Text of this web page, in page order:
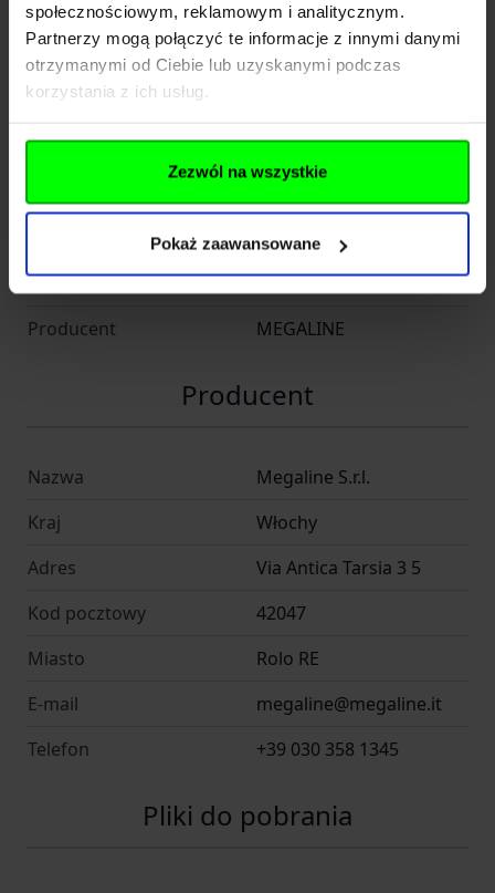
społecznościowym, reklamowym i analitycznym.
Partnerzy mogą połączyć te informacje z innymi danymi
otrzymanymi od Ciebie lub uzyskanymi podczas
korzystania z ich usług.
Zezwól na wszystkie
Pokaż zaawansowane
Symbol dostawcy 200/0090
Rozwiń opis
Dane techniczne
KOL.079-055
EAN
5902944168592
Producent
MEGALINE
Producent
Nazwa
Megaline S.r.l.
Kraj
Włochy
Adres
Via Antica Tarsia 3 5
Kod pocztowy
42047
Miasto
Rolo RE
E-mail
megaline@megaline.it
Telefon
+39 030 358 1345
Pliki do pobrania